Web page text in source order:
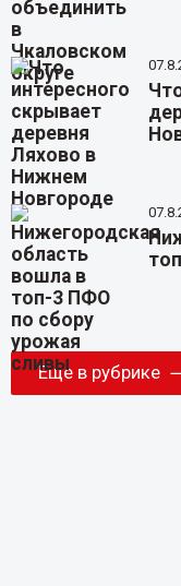
Еще в рубрике